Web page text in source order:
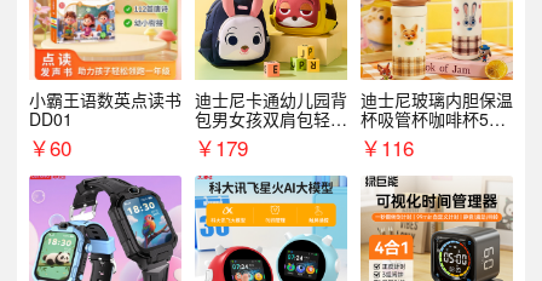
小霸王语数英点读书
DD01
￥60
迪士尼卡通幼儿园背
包男女孩双肩包轻便
可爱小背包B20107
￥179
迪士尼玻璃内胆保温
杯吸管杯咖啡杯530
MLH15135
￥116